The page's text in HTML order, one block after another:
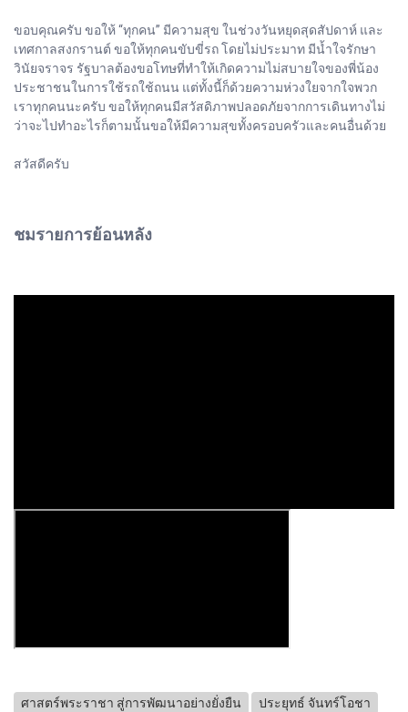
ขอบคุณครับ ขอให้ “ทุกคน” มีความสุข ในช่วงวันหยุดสุดสัปดาห์ และ
เทศกาลสงกรานต์ ขอให้ทุกคนขับขี่รถ โดยไม่ประมาท มีน้ำใจรักษา
วินัยจราจร รัฐบาลต้องขอโทษที่ทำให้เกิดความไม่สบายใจของพี่น้อง
ประชาชนในการใช้รถใช้ถนน แต่ทั้งนี้ก็ด้วยความห่วงใยจากใจพวก
เราทุกคนนะครับ ขอให้ทุกคนมีสวัสดิภาพปลอดภัยจากการเดินทางไม่
ว่าจะไปทำอะไรก็ตามนั้นขอให้มีความสุขทั้งครอบครัวและคนอื่นด้วย
สวัสดีครับ
ชมรายการย้อนหลัง
ศาสตร์พระราชา สู่การพัฒนาอย่างยั่งยืน ประยุทธ์ จันทร์โอชา